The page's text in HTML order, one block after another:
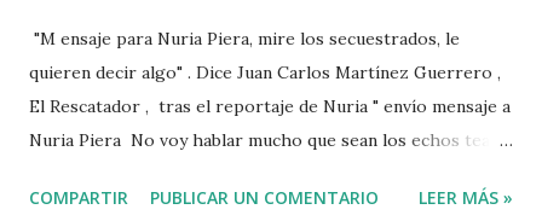
"M ensaje para Nuria Piera, mire los secuestrados, le
quieren decir algo" . Dice Juan Carlos Martínez Guerrero ,
El Rescatador , tras el reportaje de Nuria " envío mensaje a
Nuria Piera No voy hablar mucho que sean los echos team"
ayudar a las personas de mi país me iba a traer tanto
COMPARTIR PUBLICAR UN COMENTARIO LEER MÁS »